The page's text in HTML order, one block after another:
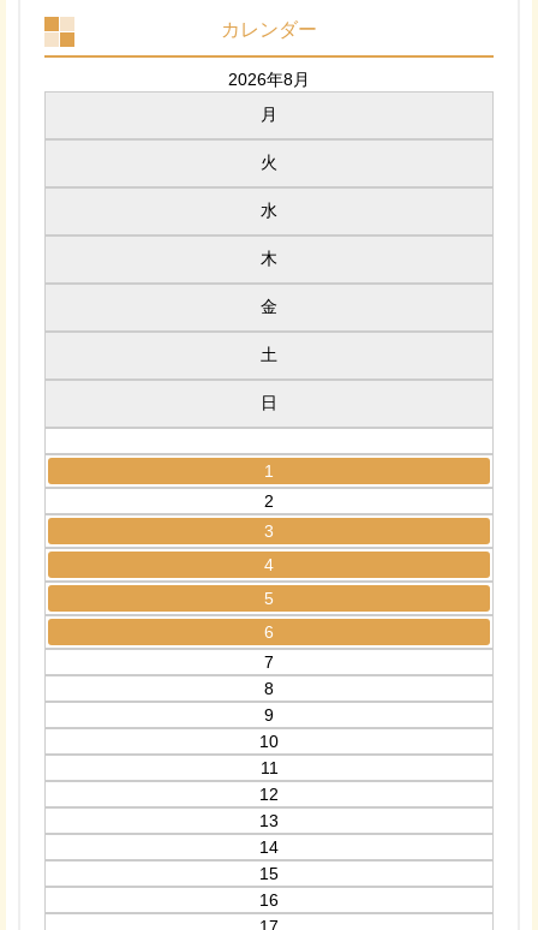
カレンダー
2026年8月
月
火
水
木
金
土
日
1
2
3
4
5
6
7
8
9
10
11
12
13
14
15
16